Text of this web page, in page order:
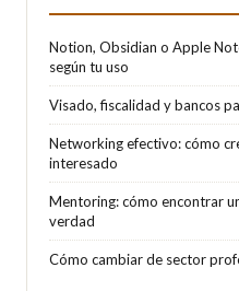
Notion, Obsidian o Apple
según tu uso
Visado, fiscalidad y bancos
Networking efectivo: cómo
interesado
Mentoring: cómo encontrar
verdad
Cómo cambiar de sector